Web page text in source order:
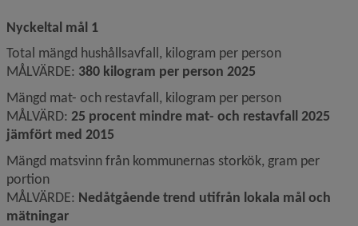
Nyckeltal mål 1
Total mängd hushållsavfall, kilogram per person
MÅLVÄRDE: 380 kilogram per person 2025
Mängd mat- och restavfall, kilogram per person
MÅLVÄRD: 25 procent mindre mat- och restavfall 2025
jämfört med 2015
Mängd matsvinn från kommunernas storkök, gram per
portion
MÅLVÄRDE: Nedåtgående trend utifrån lokala mål och
mätningar